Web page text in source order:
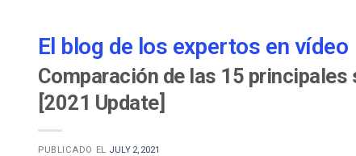
El blog de los expertos en vídeo
Comparación de las 15
[2021 Update]
PUBLICADO EL JULY 2, 2021